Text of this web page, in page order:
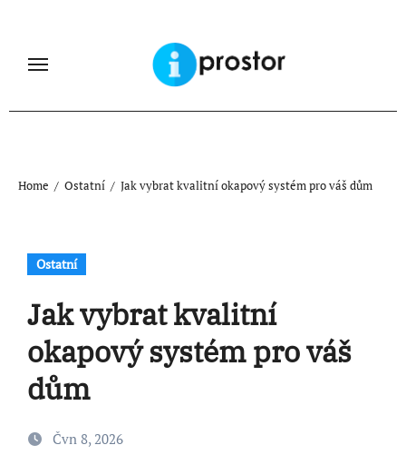
content
Home Ostatní Jak vybrat kvalitní okapový systém pro váš dům
Ostatní
Jak vybrat kvalitní
okapový systém pro váš
dům
Čvn 8, 2026